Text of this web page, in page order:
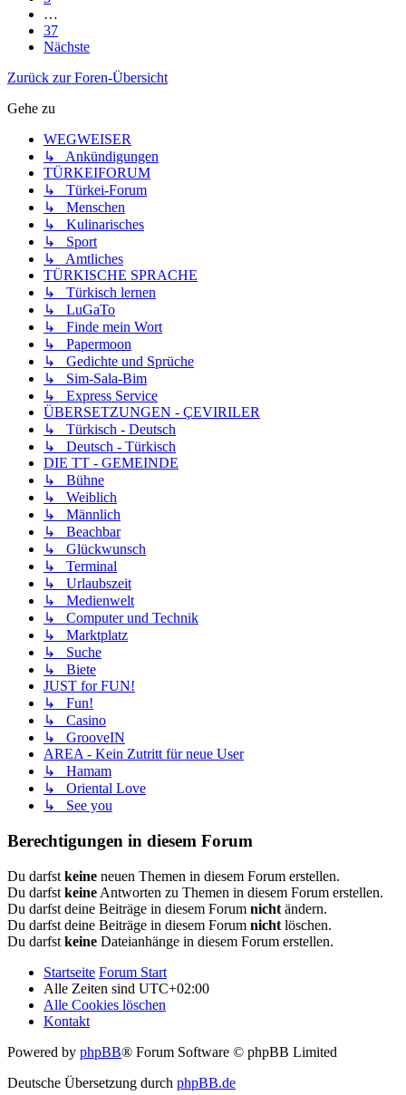
…
37
Nächste
Zurück zur Foren-Übersicht
Gehe zu
WEGWEISER
↳ Ankündigungen
TÜRKEIFORUM
↳ Türkei-Forum
↳ Menschen
↳ Kulinarisches
↳ Sport
↳ Amtliches
TÜRKISCHE SPRACHE
↳ Türkisch lernen
↳ LuGaTo
↳ Finde mein Wort
↳ Papermoon
↳ Gedichte und Sprüche
↳ Sim-Sala-Bim
↳ Express Service
ÜBERSETZUNGEN - ÇEVIRILER
↳ Türkisch - Deutsch
↳ Deutsch - Türkisch
DIE TT - GEMEINDE
↳ Bühne
↳ Weiblich
↳ Männlich
↳ Beachbar
↳ Glückwunsch
↳ Terminal
↳ Urlaubszeit
↳ Medienwelt
↳ Computer und Technik
↳ Marktplatz
↳ Suche
↳ Biete
JUST for FUN!
↳ Fun!
↳ Casino
↳ GrooveIN
AREA - Kein Zutritt für neue User
↳ Hamam
↳ Oriental Love
↳ See you
Berechtigungen in diesem Forum
Du darfst keine neuen Themen in diesem Forum erstellen.
Du darfst keine Antworten zu Themen in diesem Forum erstellen.
Du darfst deine Beiträge in diesem Forum nicht ändern.
Du darfst deine Beiträge in diesem Forum nicht löschen.
Du darfst keine Dateianhänge in diesem Forum erstellen.
Startseite Forum Start
Alle Zeiten sind UTC+02:00
Alle Cookies löschen
Kontakt
Powered by phpBB® Forum Software © phpBB Limited
Deutsche Übersetzung durch phpBB.de